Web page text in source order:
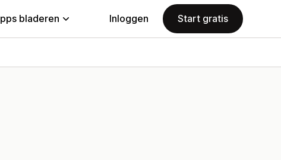
bladeren Inloggen Start gratis